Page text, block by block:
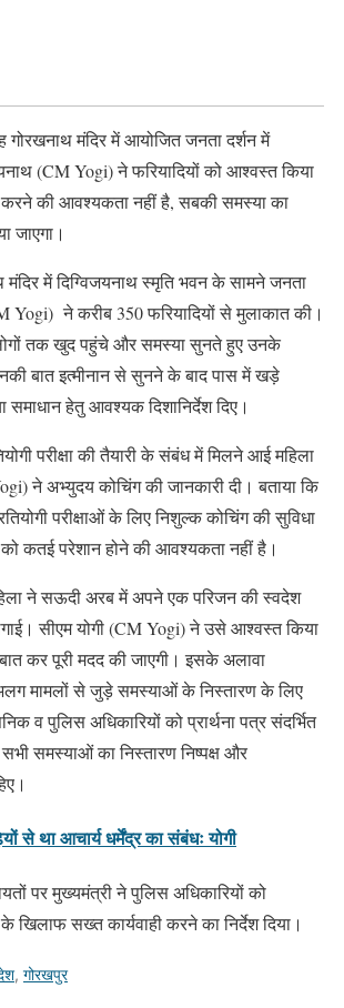
गोरखनाथ मंदिर में आयोजित जनता दर्शन में
(CM Yogi) ने फरियादियों को आश्वस्त किया
करने की आवश्यकता नहीं है, सबकी समस्या का
जाएगा।
मंदिर में दिग्विजयनाथ स्मृति भवन के सामने जनता
Yogi) ने करीब 350 फरियादियों से मुलाकात की।
लोगों तक खुद पहुंचे और समस्या सुनते हुए उनके
बात इत्मीनान से सुनने के बाद पास में खड़े
समाधान हेतु आवश्यक दिशानिर्देश दिए।
परीक्षा की तैयारी के संबंध में मिलने आई महिला
ने अभ्युदय कोचिंग की जानकारी दी। बताया कि
परीक्षाओं के लिए निशुल्क कोचिंग की सुविधा
को कतई परेशान होने की आवश्यकता नहीं है।
ने सऊदी अरब में अपने एक परिजन की स्वदेश
सीएम योगी (CM Yogi) ने उसे आश्वस्त किया
कर पूरी मदद की जाएगी। इसके अलावा
मामलों से जुड़े समस्याओं के निस्तारण के लिए
व पुलिस अधिकारियों को प्रार्थना पत्र संदर्भित
सभी समस्याओं का निस्तारण निष्पक्ष और
से था आचार्य धर्मेंद्र का संबंधः योगी
पर मुख्यमंत्री ने पुलिस अधिकारियों को
खिलाफ सख्त कार्यवाही करने का निर्देश दिया।
, गोरखपुर